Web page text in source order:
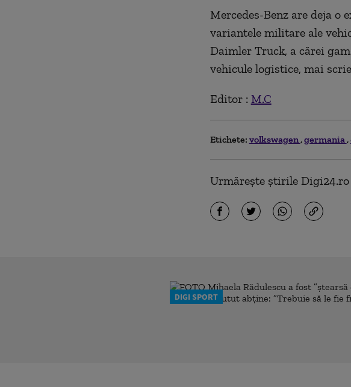
Mercedes-Benz are deja
variantele militare ale
Daimler Truck, a cărei
vehicule logistice, mai
Editor : M.C
Etichete: volkswagen germania
Urmărește știrile Digi24.ro
DIGI SPORT